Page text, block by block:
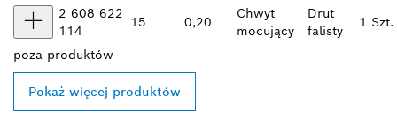
2 608 622
114
15 0,20
Chwyt
mocujący
Drut
falisty
1 Szt.
poza produktów
Pokaż więcej produktów